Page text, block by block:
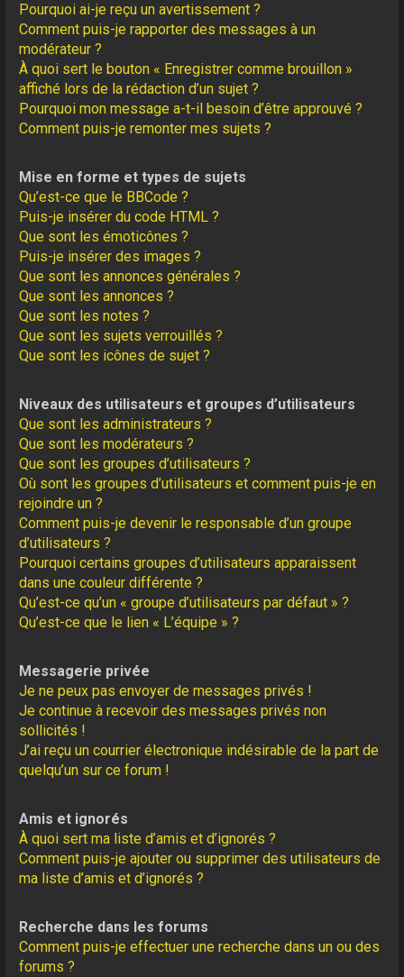
Pourquoi ai-je reçu un avertissement ?
Comment puis-je rapporter des messages à un
modérateur ?
À quoi sert le bouton « Enregistrer comme brouillon »
affiché lors de la rédaction d’un sujet ?
Pourquoi mon message a-t-il besoin d’être approuvé ?
Comment puis-je remonter mes sujets ?
Mise en forme et types de sujets
Qu’est-ce que le BBCode ?
Puis-je insérer du code HTML ?
Que sont les émoticônes ?
Puis-je insérer des images ?
Que sont les annonces générales ?
Que sont les annonces ?
Que sont les notes ?
Que sont les sujets verrouillés ?
Que sont les icônes de sujet ?
Niveaux des utilisateurs et groupes d’utilisateurs
Que sont les administrateurs ?
Que sont les modérateurs ?
Que sont les groupes d’utilisateurs ?
Où sont les groupes d’utilisateurs et comment puis-je en
rejoindre un ?
Comment puis-je devenir le responsable d’un groupe
d’utilisateurs ?
Pourquoi certains groupes d’utilisateurs apparaissent
dans une couleur différente ?
Qu’est-ce qu’un « groupe d’utilisateurs par défaut » ?
Qu’est-ce que le lien « L’équipe » ?
Messagerie privée
Je ne peux pas envoyer de messages privés !
Je continue à recevoir des messages privés non
sollicités !
J’ai reçu un courrier électronique indésirable de la part de
quelqu’un sur ce forum !
Amis et ignorés
À quoi sert ma liste d’amis et d’ignorés ?
Comment puis-je ajouter ou supprimer des utilisateurs de
ma liste d’amis et d’ignorés ?
Recherche dans les forums
Comment puis-je effectuer une recherche dans un ou des
forums ?